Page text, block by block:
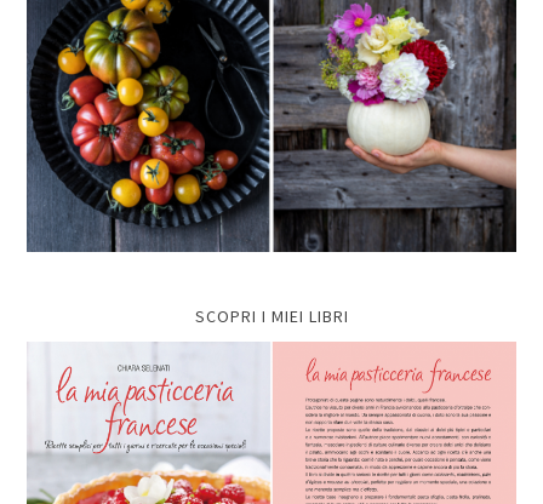
SCOPRI I MIEI LIBRI